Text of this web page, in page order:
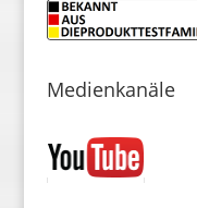
Medienkanäle